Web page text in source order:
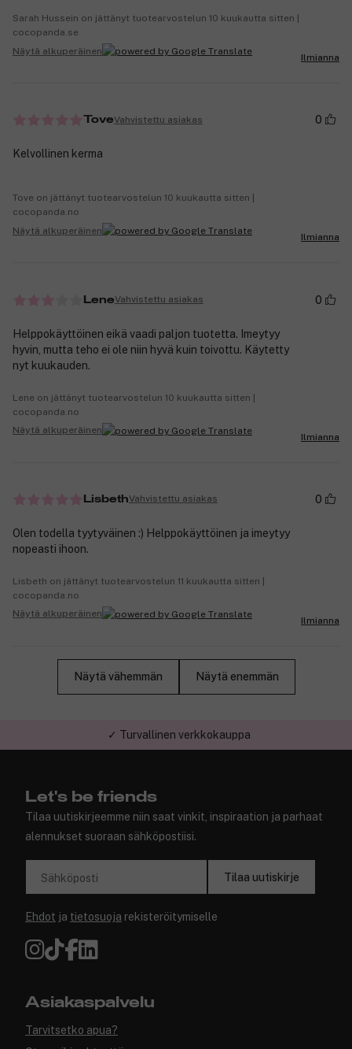
Sarah Hussein on jättänyt tuotearvostelun 10 kuukautta sitten |
cocopanda.se
Näytä alkuperäinen
Ilmianna
ToveVahvistettu asiakas 0
Kelvollinen kerma
Tove on jättänyt tuotearvostelun 10 kuukautta sitten |
cocopanda.no
Näytä alkuperäinen
Ilmianna
LeneVahvistettu asiakas 0
Helppokäyttöinen eikä vaadi paljon tuotetta. Imeytyy
hyvin, mutta teho ei ole niin hyvä kuin toivottu. Käytetty
nyt kuukauden.
Lene on jättänyt tuotearvostelun 10 kuukautta sitten |
cocopanda.no
Näytä alkuperäinen
Ilmianna
LisbethVahvistettu asiakas 0
Olen todella tyytyväinen :) Helppokäyttöinen ja imeytyy
nopeasti ihoon.
Lisbeth on jättänyt tuotearvostelun 11 kuukautta sitten |
cocopanda.no
Näytä alkuperäinen
Ilmianna
Näytä vähemmän Näytä enemmän
✓ Turvallinen verkkokauppa
Let's be friends
Tilaa uutiskirjeemme niin saat vinkit, inspiraation ja parhaat
alennukset suoraan sähköpostiisi.
Sähköposti Tilaa uutiskirje
Ehdot ja tietosuoja rekisteröitymiselle
Asiakaspalvelu
Tarvitsetko apua?